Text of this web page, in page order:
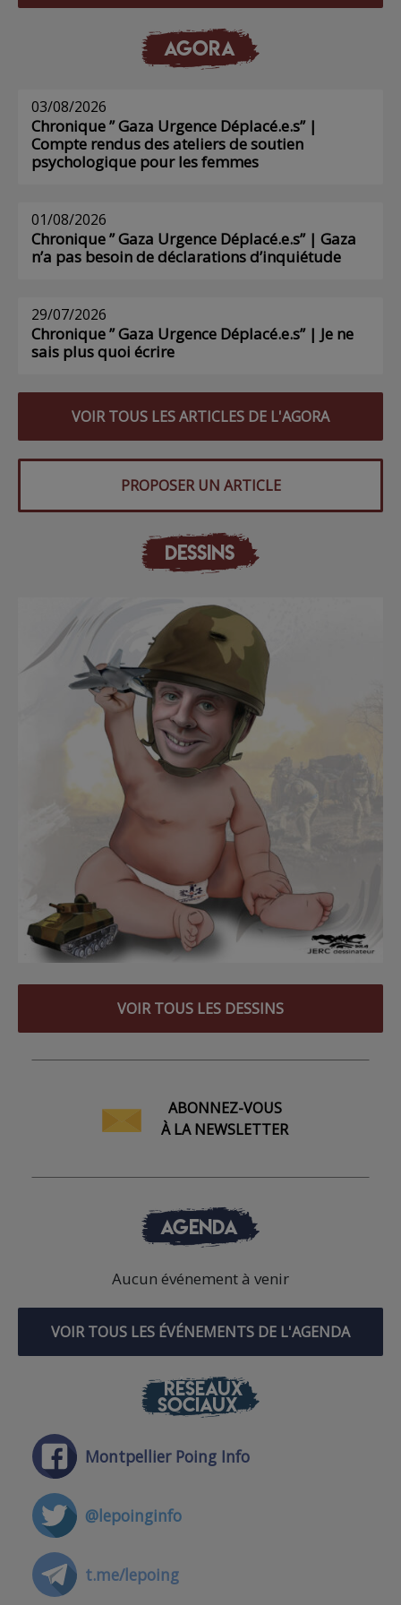
AGORA
03/08/2026
Chronique ” Gaza Urgence Déplacé.e.s” |
Compte rendus des ateliers de soutien
psychologique pour les femmes
01/08/2026
Chronique ” Gaza Urgence Déplacé.e.s” | Gaza
n’a pas besoin de déclarations d’inquiétude
29/07/2026
Chronique ” Gaza Urgence Déplacé.e.s” | Je ne
sais plus quoi écrire
VOIR TOUS LES ARTICLES DE L'AGORA
PROPOSER UN ARTICLE
DESSINS
VOIR TOUS LES DESSINS
ABONNEZ-VOUS
À LA NEWSLETTER
AGENDA
Aucun événement à venir
VOIR TOUS LES ÉVÉNEMENTS DE L'AGENDA
RÉSEAUX
SOCIAUX
Montpellier Poing Info
@lepoinginfo
t.me/lepoing